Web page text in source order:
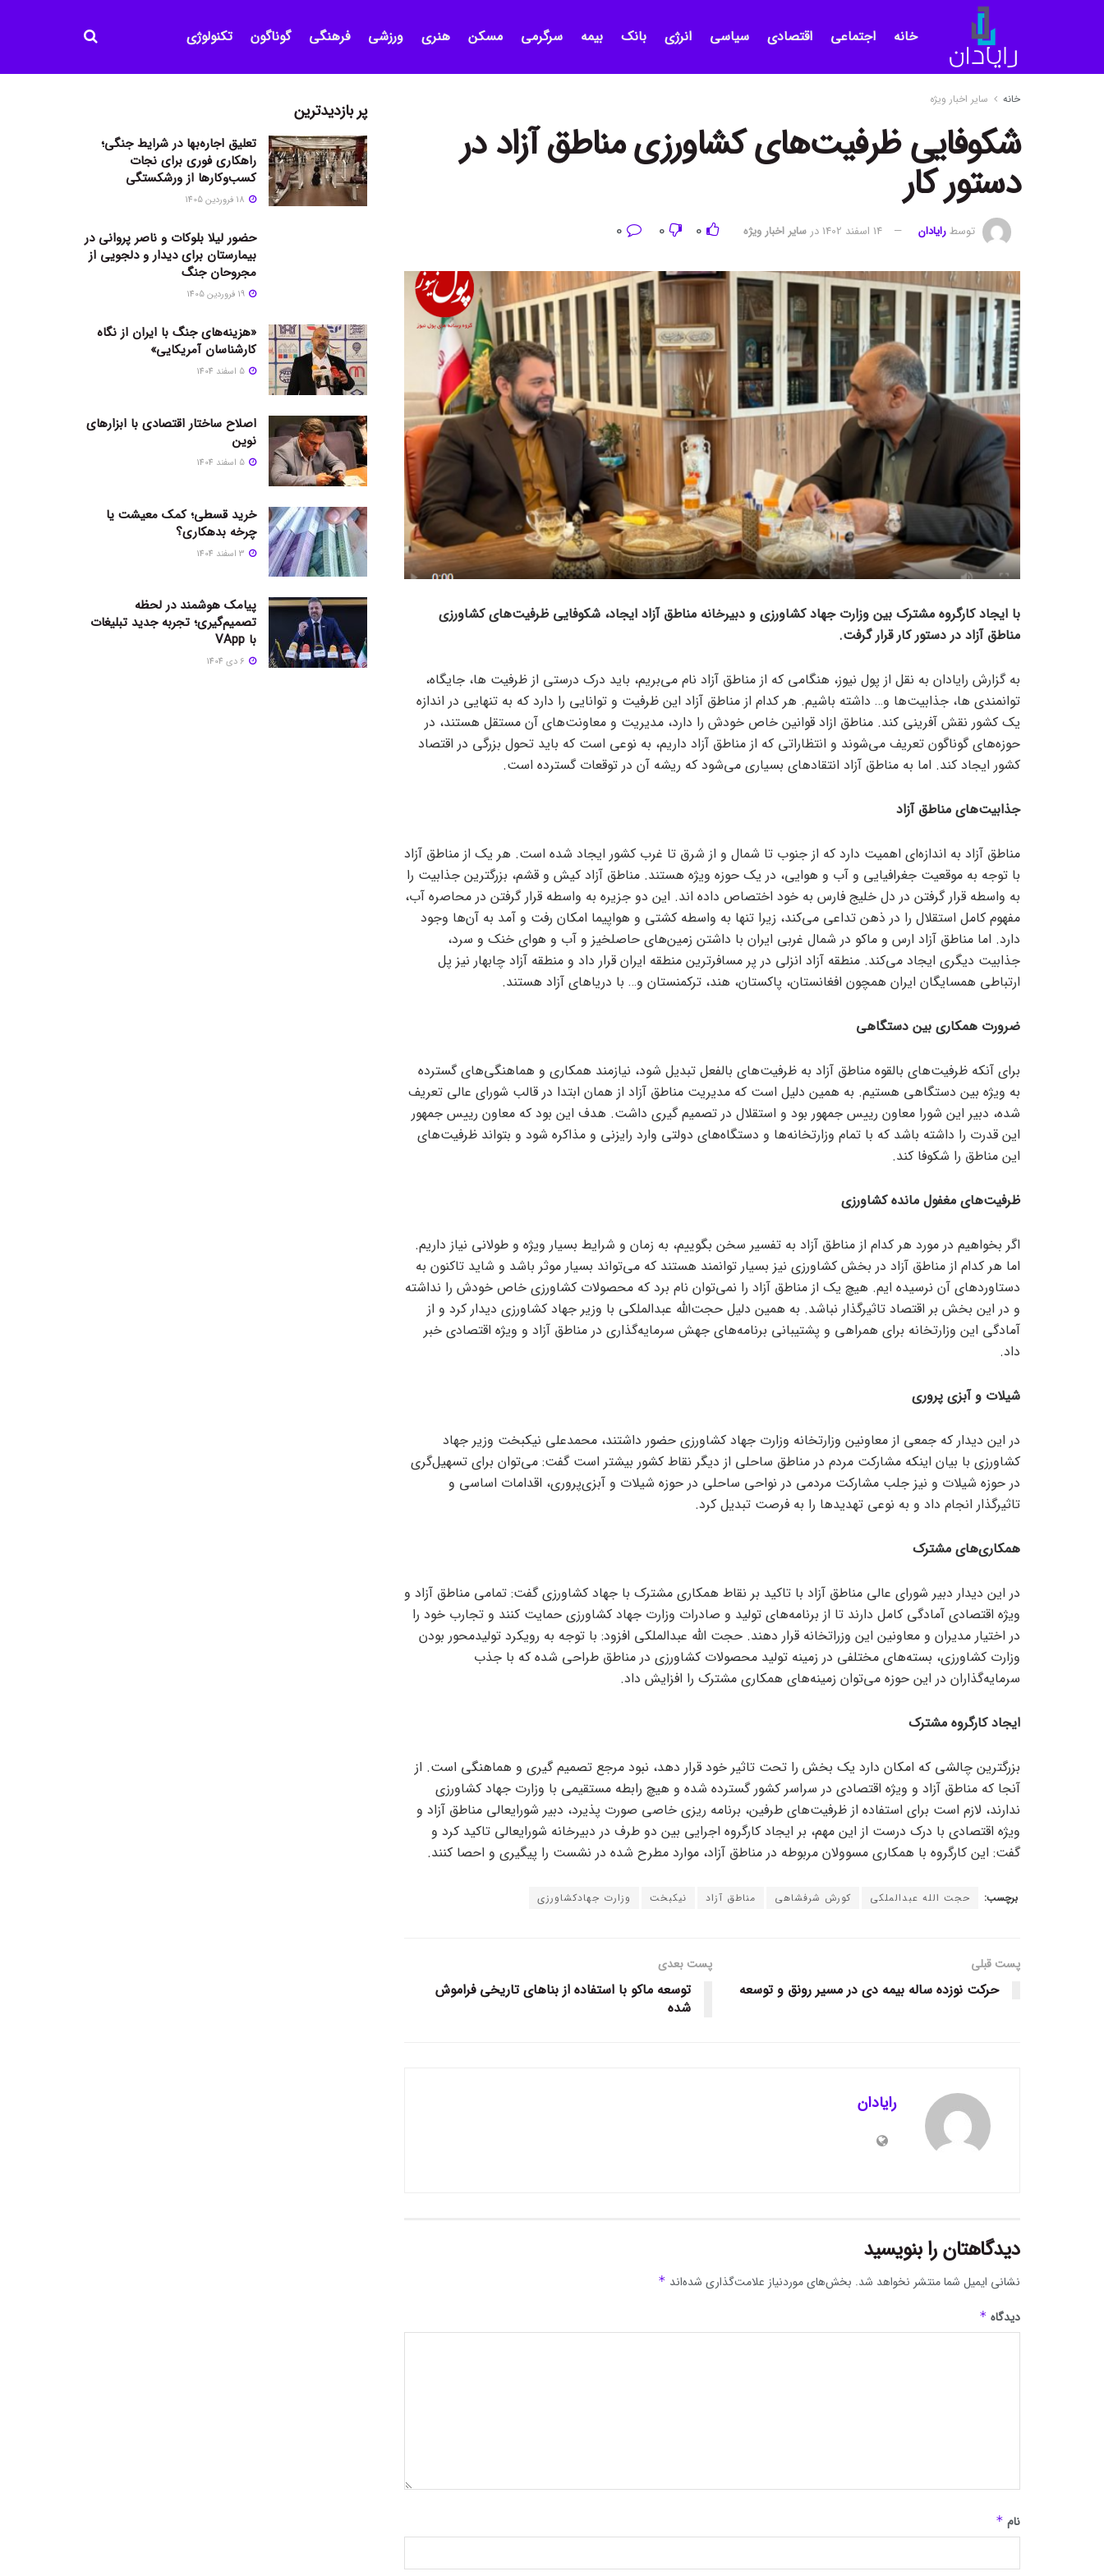
خانه اجتماعی اقتصادی سیاسی انرژی بانک بیمه سرگرمی مسکن هنری ورزشی فرهنگی گوناگون تکنولوژی
خانه سایر اخبار ویژه
شکوفایی ظرفیت‌های کشاورزی مناطق آزاد در
دستور کار
توسطرایادان 14 اسفند 1402 در سایر اخبار ویژه 0
0
با ایجاد کارگروه مشترک بین وزارت جهاد کشاورزی و دبیرخانه مناطق آزاد ایجاد، شکوفایی ظرفیت‌های کشاورزی
مناطق آزاد در دستور کار قرار گرفت.
به گزارش رایادان به نقل از پول نیوز، هنگامی که از مناطق آزاد نام می‌بریم، باید درک درستی از ظرفیت ها، جایگاه،
توانمندی ها، جذابیت‌ها و… داشته باشیم. هر کدام از مناطق آزاد این ظرفیت و توانایی را دارد که به تنهایی در اندازه
یک کشور نقش آفرینی کند. مناطق ازاد قوانین خاص خودش را دارد، مدیریت و معاونت‌های آن مستقل هستند، در
حوزه‌های گوناگون تعریف می‌شوند و انتظاراتی که از مناطق آزاد داریم، به نوعی است که باید تحول بزرگی در اقتصاد
کشور ایجاد کند. اما به مناطق آزاد انتقاد‌های بسیاری می‌شود که ریشه آن در توقعات گسترده است.
جذابیت‌های مناطق آزاد
مناطق آزاد به اندازه‌ای اهمیت دارد که از جنوب تا شمال و از شرق تا غرب کشور ایجاد شده است. هر یک از مناطق آزاد
با توجه به موقعیت جغرافیایی و آب و هوایی، در یک حوزه ویژه هستند. مناطق آزاد کیش و قشم، بزرگترین جذابیت را
به واسطه قرار گرفتن در دل خلیج فارس به خود اختصاص داده اند. این دو جزیره به واسطه قرار گرفتن در محاصره آب،
مفهوم کامل استقلال را در ذهن تداعی می‌کند، زیرا تنها به واسطه کشتی و هواپیما امکان رفت و آمد به آن‌ها وجود
دارد. اما مناطق آزاد ارس و ماکو در شمال غربی ایران با داشتن زمین‌های حاصلخیز و آب و هوای خنک و سرد،
جذابیت دیگری ایجاد می‌کند. منطقه آزاد انزلی در پر مسافرترین منطقه ایران قرار داد و منطقه آزاد چابهار نیز پل
ارتباطی همسایگان ایران همچون افغانستان، پاکستان، هند، ترکمنستان و… با دریا‌های آزاد هستند.
ضرورت همکاری بین دستگاهی
برای آنکه ظرفیت‌های بالقوه مناطق آزاد به ظرفیت‌های بالفعل تبدیل شود، نیازمند همکاری و هماهنگی‌های گسترده
به ویژه بین دستگاهی هستیم. به همین دلیل است که مدیریت مناطق آزاد از همان ابتدا در قالب شورای عالی تعریف
شده، دبیر این شورا معاون رییس جمهور بود و استقلال در تصمیم گیری داشت. هدف این بود که معاون رییس جمهور
این قدرت را داشته باشد که با تمام وزارتخانه‌ها و دستگاه‌های دولتی وارد رایزنی و مذاکره شود و بتواند ظرفیت‌های
این مناطق را شکوفا کند.
ظرفیت‌های مغفول مانده کشاورزی
اگر بخواهیم در مورد هر کدام از مناطق آزاد به تفسیر سخن بگوییم، به زمان و شرایط بسیار ویژه و طولانی نیاز داریم.
اما هر کدام از مناطق آزاد در بخش کشاورزی نیز بسیار توانمند هستند که می‌تواند بسیار موثر باشد و شاید تاکنون به
دستاورد‌های آن نرسیده ایم. هیچ یک از مناطق آزاد را نمی‌توان نام برد که محصولات کشاورزی خاص خودش را نداشته
و در این بخش بر اقتصاد تاثیرگذار نباشد. به همین دلیل حجت‌الله عبدالملکی با وزیر جهاد کشاورزی دیدار کرد و از
آمادگی این وزارتخانه برای همراهی و پشتیبانی برنامه‌های جهش سرمایه‌گذاری در مناطق آزاد و ویژه اقتصادی خبر
داد.
شیلات و آبزی پروری
در این دیدار که جمعی از معاونین وزارتخانه وزارت جهاد کشاورزی حضور داشتند، محمد‌علی نیکبخت وزیر جهاد
کشاورزی با بیان اینکه مشارکت مردم در مناطق ساحلی از دیگر نقاط کشور بیشتر است گفت: می‌توان برای تسهیل‌گری
در حوزه شیلات و نیز جلب مشارکت مردمی در نواحی ساحلی در حوزه شیلات و آبزی‌پروری، اقدامات اساسی و
تاثیرگذار انجام داد و به نوعی تهدید‌ها را به فرصت تبدیل کرد.
همکاری‌های مشترک
در این دیدار دبیر شورای عالی مناطق آزاد با تاکید بر نقاط همکاری مشترک با جهاد کشاورزی گفت: تمامی مناطق آزاد و
ویژه اقتصادی آمادگی کامل دارند تا از برنامه‌های تولید و صادرات وزارت جهاد کشاورزی حمایت کنند و تجارب خود را
در اختیار مدیران و معاونین این وزراتخانه قرار دهند. حجت الله عبدالملکی افزود: با توجه به رویکرد تولیدمحور بودن
وزارت کشاورزی، بسته‌های مختلفی در زمینه تولید محصولات کشاورزی در مناطق طراحی شده که با جذب
سرمایه‌گذاران در این حوزه می‌توان زمینه‌های همکاری مشترک را افزایش داد.
ایجاد کارگروه مشترک
بزرگترین چالشی که امکان دارد یک بخش را تحت تاثیر خود قرار دهد، نبود مرجع تصمیم گیری و هماهنگی است. از
آنجا که مناطق آزاد و ویژه اقتصادی در سراسر کشور گسترده شده و هیچ رابطه مستقیمی با وزارت جهاد کشاورزی
ندارند، لازم است برای استفاده از ظرفیت‌های طرفین، برنامه ریزی خاصی صورت پذیرد، دبیر شورایعالی مناطق آزاد و
ویژه اقتصادی با درک درست از این مهم، بر ایجاد کارگروه اجرایی بین دو طرف در دبیرخانه شورایعالی تاکید کرد و
گفت: این کارگروه با همکاری مسوولان مربوطه در مناطق آزاد، موارد مطرح شده در نشست را پیگیری و احصا کنند.
برچسب: حجت الله عبدالملکی کورش شرفشاهی مناطق آزاد نیکبخت وزارت جهادکشاورزی
پست قبلی
حرکت نوزده ساله بیمه دی در مسیر رونق و توسعه
پست بعدی
توسعه ماکو با استفاده از بنا‌های تاریخی فراموش
شده
رایادان
دیدگاهتان را بنویسید
نشانی ایمیل شما منتشر نخواهد شد. بخش‌های موردنیاز علامت‌گذاری شده‌اند *
دیدگاه *
نام *
پر بازدیدترین
تعلیق اجاره‌بها در شرایط جنگی؛
راهکاری فوری برای نجات
کسب‌وکارها از ورشکستگی
حضور لیلا بلوکات و ناصر پروانی در
بیمارستان برای دیدار و دلجویی از
مجروحان جنگ
«هزینه‌های جنگ با ایران از نگاه
کارشناسان آمریکایی»
اصلاح ساختار اقتصادی با ابزارهای
نوین
خرید قسطی؛ کمک معیشت یا
چرخه بدهکاری؟
پیامک هوشمند در لحظه
تصمیم‌گیری؛ تجربه جدید تبلیغات
با VApp